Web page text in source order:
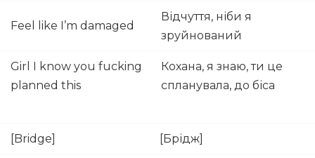
Feel like I’m damaged
Відчуття, ніби я
зруйнований
Girl I know you fucking
planned this
Кохана, я знаю, ти це
спланувала, до біса
[Bridge] [Брідж]